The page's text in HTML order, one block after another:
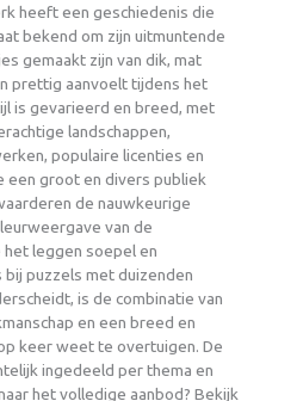
heeft een geschiedenis die
bekend om zijn uitmuntende
gemaakt zijn van dik, mat
prettig aanvoelt tijdens het
is gevarieerd en breed, met
landschappen,
populaire licenties en
een groot en divers publiek
de nauwkeurige
van de
het leggen soepel en
puzzels met duizenden
is de combinatie van
en een breed en
keer weet te overtuigen. De
ingedeeld per thema en
het volledige aanbod? Bekijk